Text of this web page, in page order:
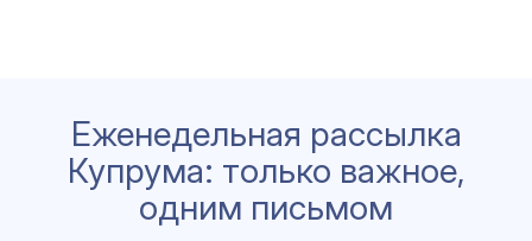
Еженедельная рассылка
Купрума: только важное,
одним письмом